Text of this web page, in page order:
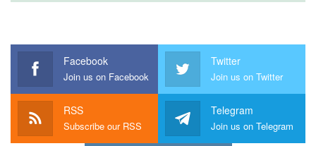
Facebook
Join us on Facebook
Twitter
Join us on Twitter
RSS
Subscribe our RSS
Telegram
Join us on Telegram